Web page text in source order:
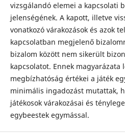
vizsgálandó elemei a kapcsolati
jelenségének. A kapott, illetve
vonatkozó várakozások és azok
kapcsolatban megjelenő
bizalom között nem sikerült
kapcsolatot. Ennek magyarázata
megbízhatóság értékei a játék
minimális ingadozást mutattak,
játékosok várakozásai és
egybeestek egymással.